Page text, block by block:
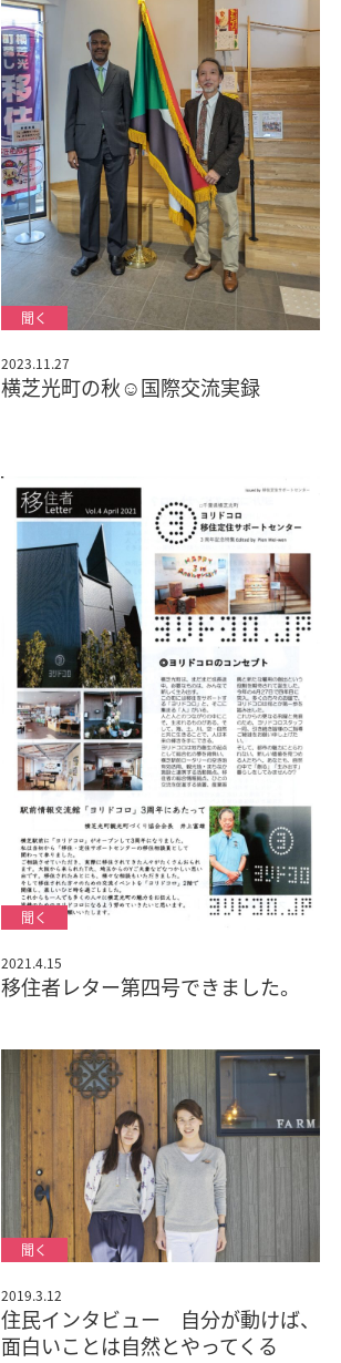
2023.11.27
横芝光町の秋☺️国際交流実録
2021.4.15
移住者レター第四号できました。
2019.3.12
住民インタビュー 自分が動けば、
面白いことは自然とやってくる